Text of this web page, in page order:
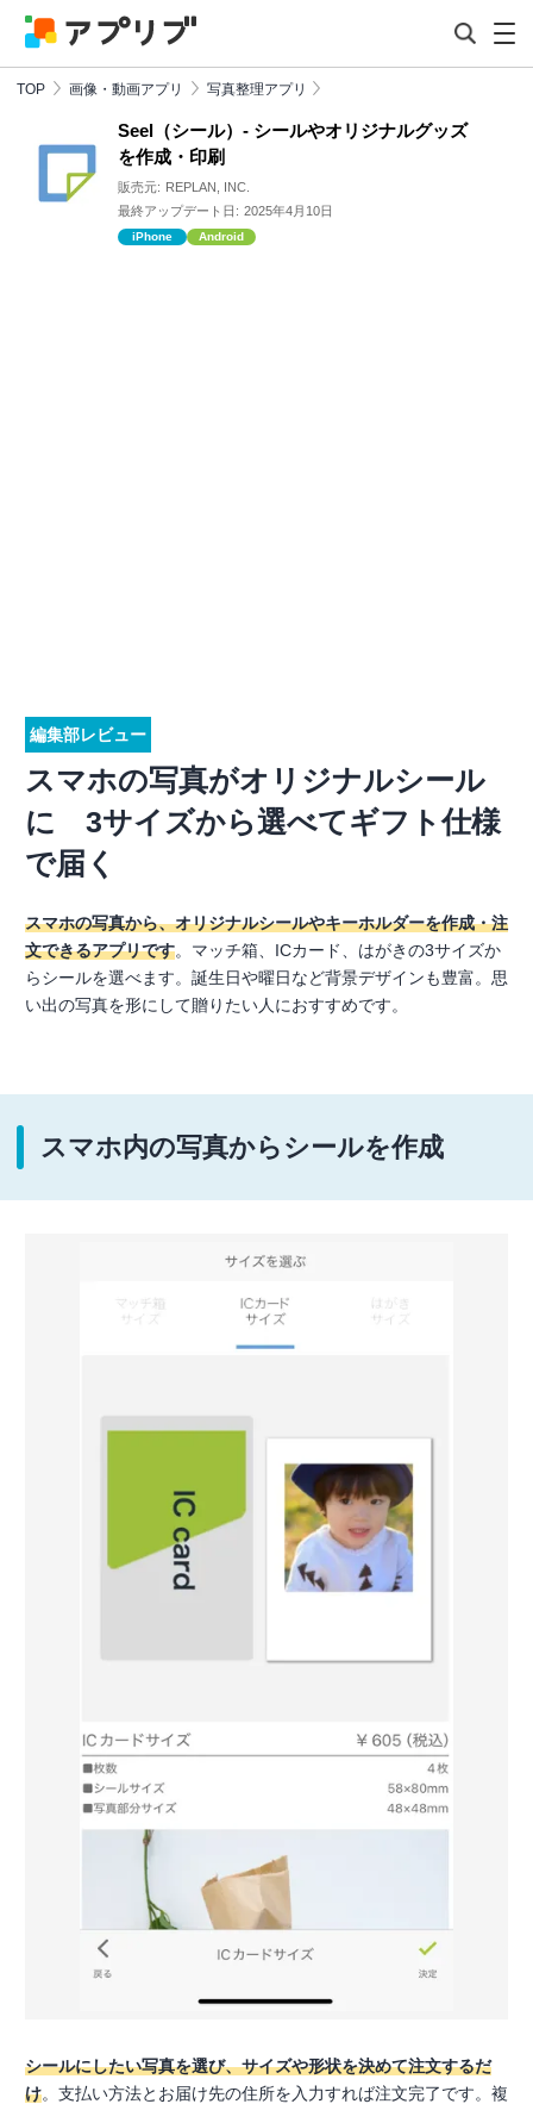
TOP 画像・動画アプリ 写真整理アプリ
Seel（シール）- シールやオリジナルグッズ
を作成・印刷
販売元: REPLAN, INC.
最終アップデート日: 2025年4月10日
iPhone Android
編集部レビュー
スマホの写真がオリジナルシール
に 3サイズから選べてギフト仕様
で届く
スマホの写真から、オリジナルシールやキーホルダーを作成・注
文できるアプリです。マッチ箱、ICカード、はがきの3サイズか
らシールを選べます。誕生日や曜日など背景デザインも豊富。思
い出の写真を形にして贈りたい人におすすめです。
スマホ内の写真からシールを作成
シールにしたい写真を選び、サイズや形状を決めて注文するだ
け。支払い方法とお届け先の住所を入力すれば注文完了です。複